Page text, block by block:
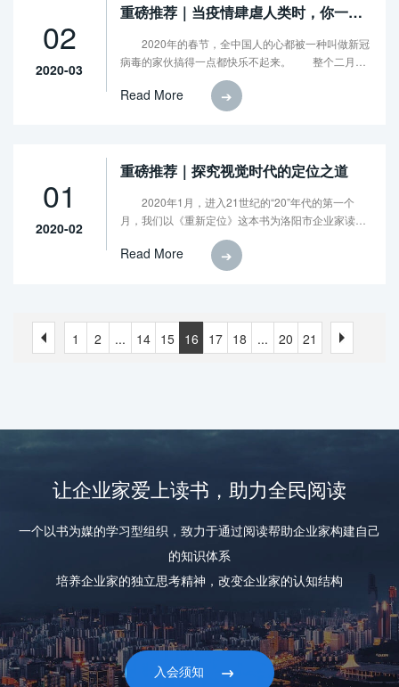
02
2020-03
重磅推荐｜当疫情肆虐人类时，你一定
要读《人类的进击》
2020年的春节，全中国人的心都被一种叫做新冠
病毒的家伙搞得一点都快乐不起来。 整个二月，
受这种疫情的影响，整个中国似乎都安静了下来，大
多数人都不得不呆在家里，意外地享受了一个从未有
Read More ➔
01
2020-02
重磅推荐｜探究视觉时代的定位之道
2020年1月，进入21世纪的“20”年代的第一个
月，我们以《重新定位》这本书为洛阳市企业家读书
促进会（以下简称“读书会”）全年的读书活动拉开了
序幕。 让我们大吃一惊的是，这本书的分享活动
居然创造了读书会的一个记录：上午的月读会超时近1
Read More ➔
1 2 ... 14 15 16 17 18 ... 20 21
让企业家爱上读书，助力全民阅读
一个以书为媒的学习型组织，致力于通过阅读帮助企业家构建自己
的知识体系
培养企业家的独立思考精神，改变企业家的认知结构
入会须知